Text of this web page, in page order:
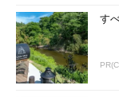
●ノーマル出力（-
通常の出力結果で
●XML出力（-oX）
す